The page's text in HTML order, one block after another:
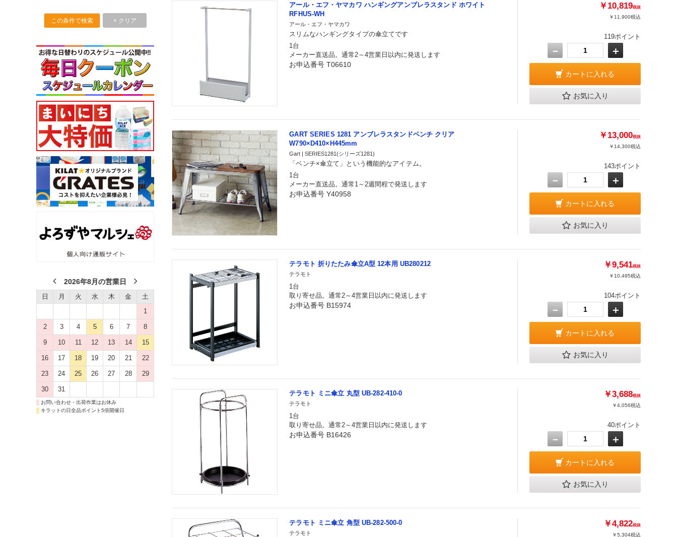
2026年8月の営業日
日 月 火 水 木 金
土
1
2 3 4 5 6 7 8
9 10 11 12 13 14 15
16 17 18 19 20 21 22
23 24 25 26 27 28 29
30 31
お問い合わせ・出荷作業はお休み
キラットの日全品ポイント5倍開催日
アール・エフ・ヤマカワ ハンギングアンブレラスタンド ホワイト
RFHUS-WH
アール・エフ・ヤマカワ
スリムなハンギングタイプの傘立てです
1台
メーカー直送品。通常2～4営業日以内に発送します
お申込番号 T06610
￥10,819税抜
￥11,900税込
119ポイント
－ ＋
カートに入れる
お気に入り
GART SERIES 1281 アンブレラスタンドベンチ クリア
W790×D410×H445mm
Gart | SERIES1281(シリーズ1281)
「ベンチ×傘立て」という機能的なアイテム。
1台
メーカー直送品。通常1～2週間程で発送します
お申込番号 Y40958
￥13,000税抜
￥14,300税込
143ポイント
－ ＋
カートに入れる
お気に入り
テラモト 折りたたみ傘立A型 12本用 UB280212
テラモト
1台
取り寄せ品。通常2～4営業日以内に発送します
お申込番号 B15974
￥9,541税抜
￥10,495税込
104ポイント
－ ＋
カートに入れる
お気に入り
テラモト ミニ傘立 丸型 UB-282-410-0
テラモト
1台
取り寄せ品。通常2～4営業日以内に発送します
お申込番号 B16426
￥3,688税抜
￥4,056税込
40ポイント
－ ＋
カートに入れる
お気に入り
テラモト ミニ傘立 角型 UB-282-500-0
テラモト
￥4,822税抜
￥5,304税込